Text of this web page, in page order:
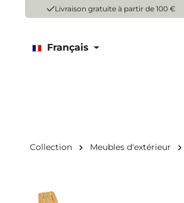
Livraison gratuite à partir de 100 €
Français
Collection Meubles d'extérieur